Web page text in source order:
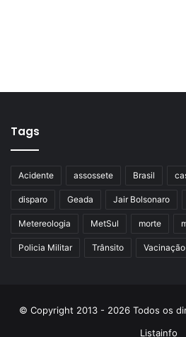
Tags
Acidente assossete Brasil
disparo Geada Jair Bolsonaro
Metereologia MetSul morte
Policia Militar Trânsito Vacinação
© Copyright 2013 - 2026 Todos os
Listainfo